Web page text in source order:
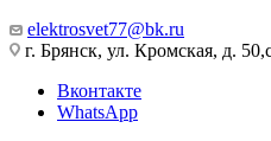
elektrosvet77@bk.ru
г. Брянск, ул. Кромская, д.
Вконтакте
WhatsApp